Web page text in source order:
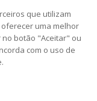
vídeo podcast
que utilizam
uma melhor
no botão "Aceitar" ou
com o uso de